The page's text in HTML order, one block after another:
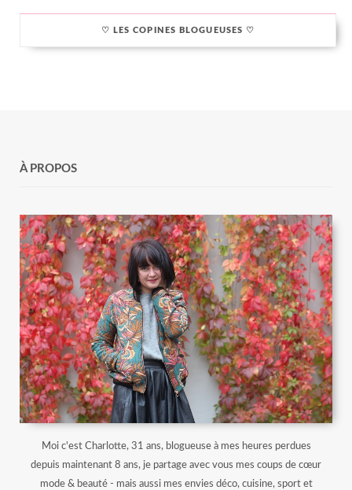
♡ LES COPINES BLOGUEUSES ♡
À PROPOS
Moi c'est Charlotte, 31 ans, blogueuse à mes heures perdues
depuis maintenant 8 ans, je partage avec vous mes coups de cœur
mode & beauté - mais aussi mes envies déco, cuisine, sport et